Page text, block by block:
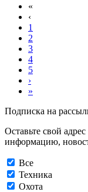
«
‹
1
2
3
4
5
›
»
Подписка на
Оставьте свой
информацию,
Все
Техника
Охота